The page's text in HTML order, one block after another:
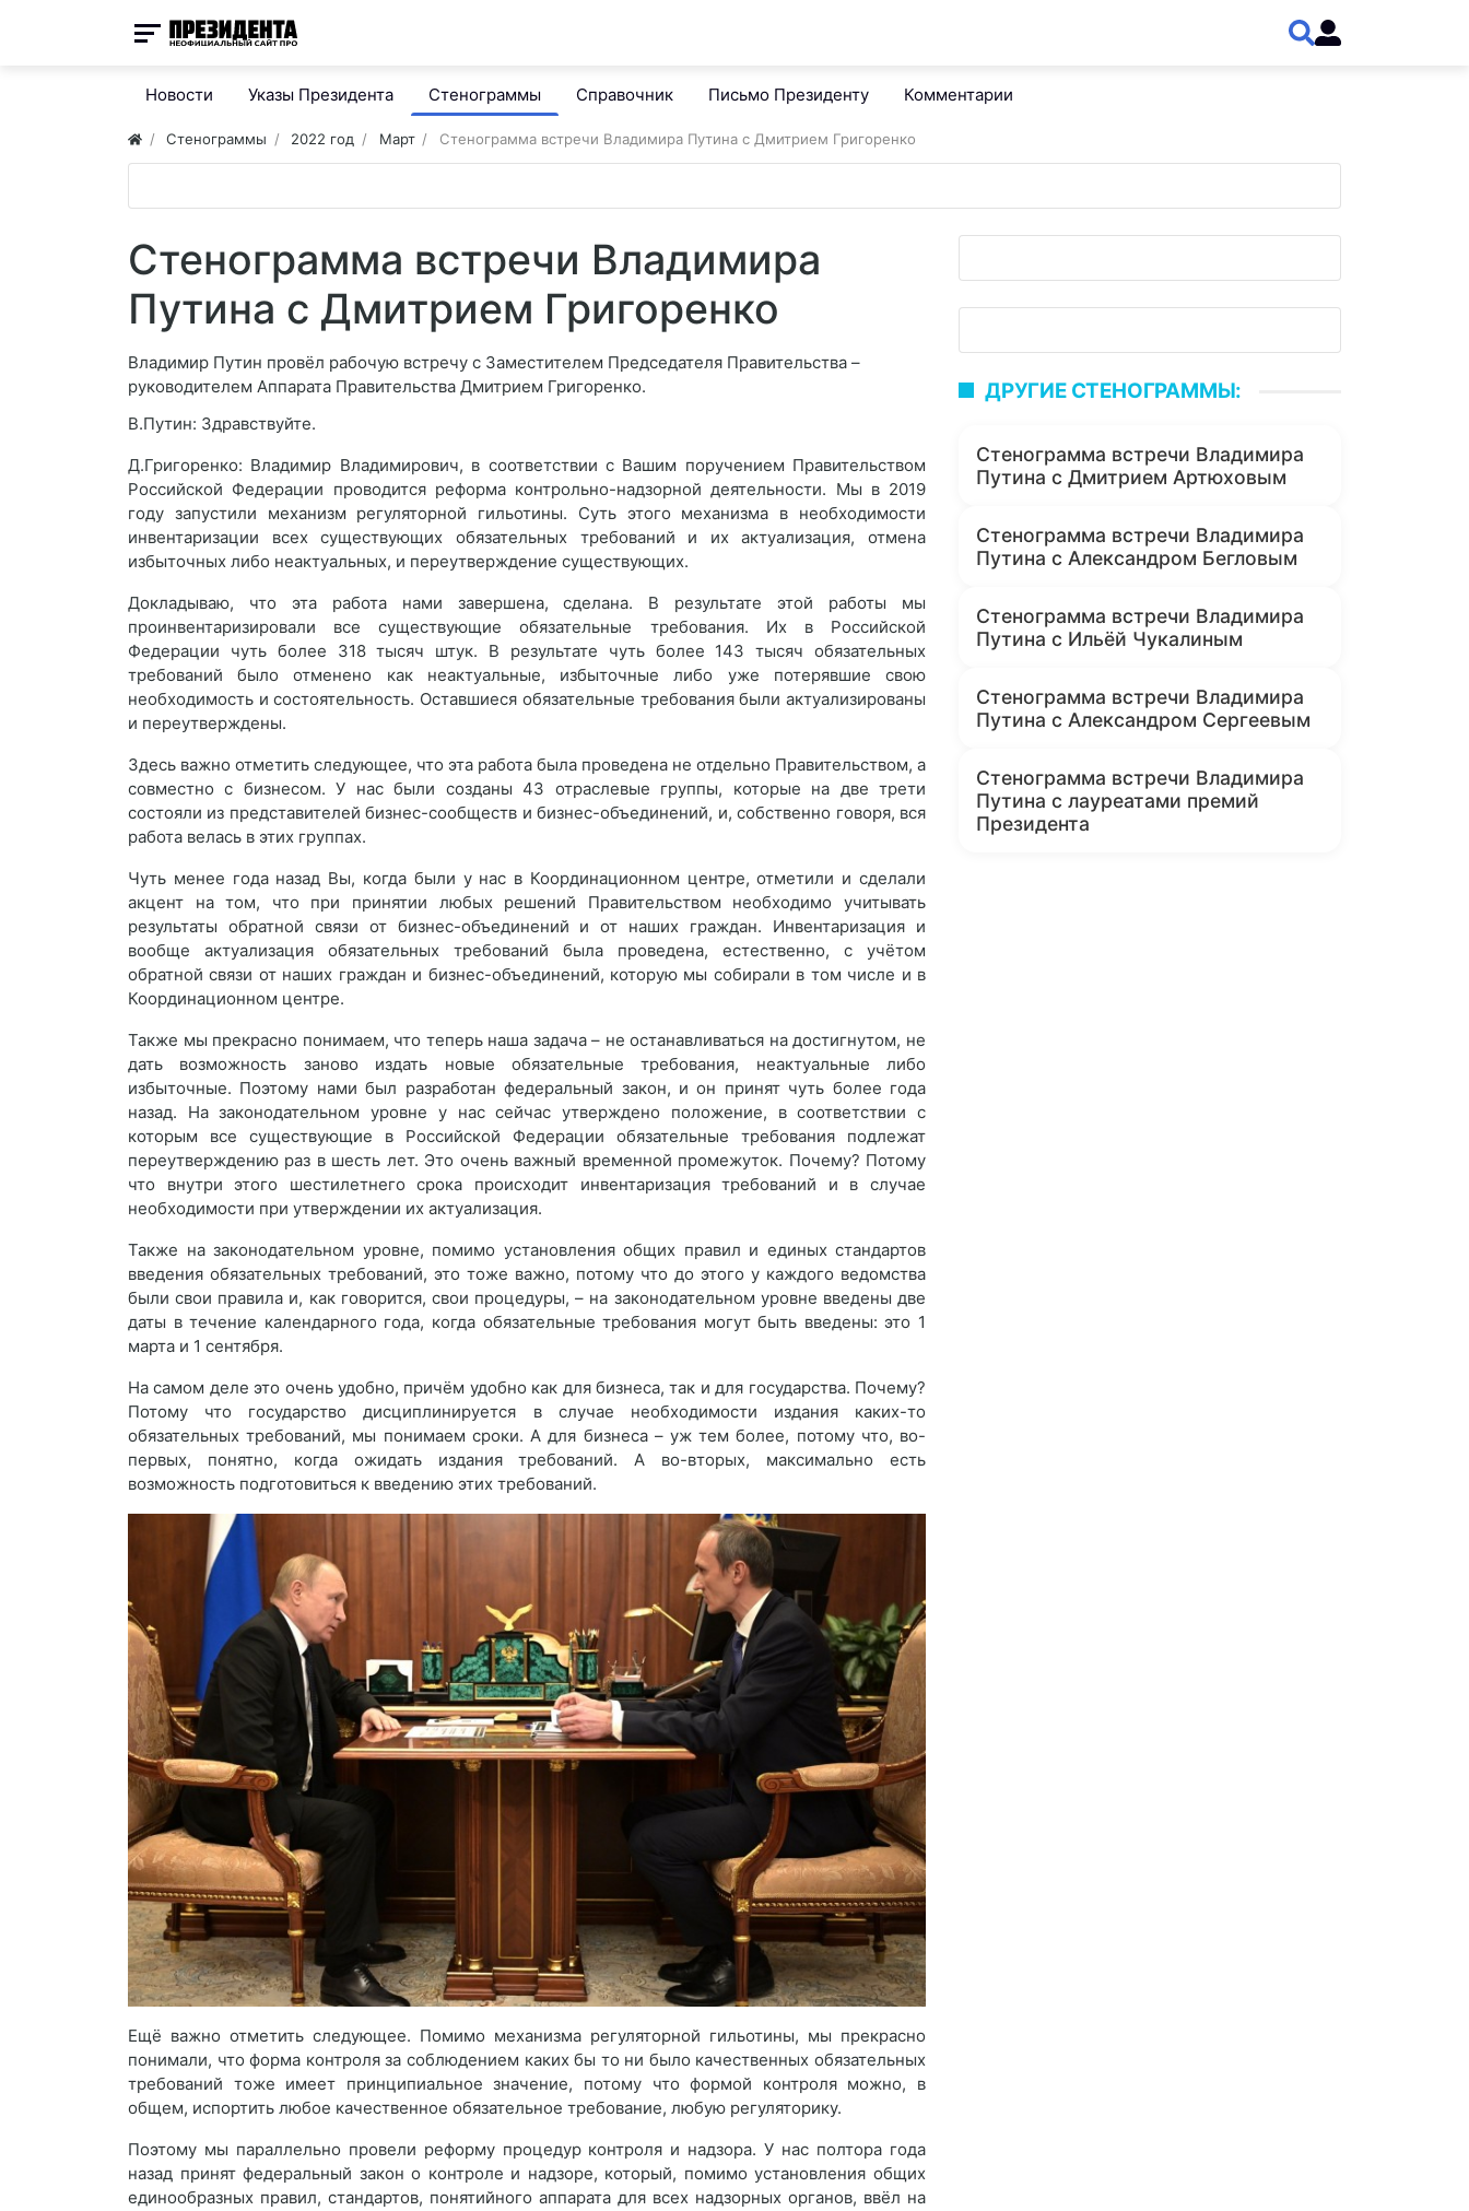
Новости Указы Президента Стенограммы Справочник Письмо Президенту Комментарии
Стенограммы 2022 год Март Стенограмма встречи Владимира Путина с Дмитрием Григоренко
Стенограмма встречи Владимира
Путина с Дмитрием Григоренко
Владимир Путин провёл рабочую встречу с Заместителем Председателя Правительства –
руководителем Аппарата Правительства Дмитрием Григоренко.
В.Путин: Здравствуйте.
Д.Григоренко: Владимир Владимирович, в соответствии с Вашим поручением Правительством
Российской Федерации проводится реформа контрольно-надзорной деятельности. Мы в 2019
году запустили механизм регуляторной гильотины. Суть этого механизма в необходимости
инвентаризации всех существующих обязательных требований и их актуализация, отмена
избыточных либо неактуальных, и переутверждение существующих.
Докладываю, что эта работа нами завершена, сделана. В результате этой работы мы
проинвентаризировали все существующие обязательные требования. Их в Российской
Федерации чуть более 318 тысяч штук. В результате чуть более 143 тысяч обязательных
требований было отменено как неактуальные, избыточные либо уже потерявшие свою
необходимость и состоятельность. Оставшиеся обязательные требования были актуализированы
и переутверждены.
Здесь важно отметить следующее, что эта работа была проведена не отдельно Правительством, а
совместно с бизнесом. У нас были созданы 43 отраслевые группы, которые на две трети
состояли из представителей бизнес-сообществ и бизнес-объединений, и, собственно говоря, вся
работа велась в этих группах.
Чуть менее года назад Вы, когда были у нас в Координационном центре, отметили и сделали
акцент на том, что при принятии любых решений Правительством необходимо учитывать
результаты обратной связи от бизнес-объединений и от наших граждан. Инвентаризация и
вообще актуализация обязательных требований была проведена, естественно, с учётом
обратной связи от наших граждан и бизнес-объединений, которую мы собирали в том числе и в
Координационном центре.
Также мы прекрасно понимаем, что теперь наша задача – не останавливаться на достигнутом, не
дать возможность заново издать новые обязательные требования, неактуальные либо
избыточные. Поэтому нами был разработан федеральный закон, и он принят чуть более года
назад. На законодательном уровне у нас сейчас утверждено положение, в соответствии с
которым все существующие в Российской Федерации обязательные требования подлежат
переутверждению раз в шесть лет. Это очень важный временной промежуток. Почему? Потому
что внутри этого шестилетнего срока происходит инвентаризация требований и в случае
необходимости при утверждении их актуализация.
Также на законодательном уровне, помимо установления общих правил и единых стандартов
введения обязательных требований, это тоже важно, потому что до этого у каждого ведомства
были свои правила и, как говорится, свои процедуры, – на законодательном уровне введены две
даты в течение календарного года, когда обязательные требования могут быть введены: это 1
марта и 1 сентября.
На самом деле это очень удобно, причём удобно как для бизнеса, так и для государства. Почему?
Потому что государство дисциплинируется в случае необходимости издания каких-то
обязательных требований, мы понимаем сроки. А для бизнеса – уж тем более, потому что, во-
первых, понятно, когда ожидать издания требований. А во-вторых, максимально есть
возможность подготовиться к введению этих требований.
Ещё важно отметить следующее. Помимо механизма регуляторной гильотины, мы прекрасно
понимали, что форма контроля за соблюдением каких бы то ни было качественных обязательных
требований тоже имеет принципиальное значение, потому что формой контроля можно, в
общем, испортить любое качественное обязательное требование, любую регуляторику.
Поэтому мы параллельно провели реформу процедур контроля и надзора. У нас полтора года
назад принят федеральный закон о контроле и надзоре, который, помимо установления общих
единообразных правил, стандартов, понятийного аппарата для всех надзорных органов, ввёл на
ДРУГИЕ СТЕНОГРАММЫ:
Стенограмма встречи Владимира
Путина с Дмитрием Артюховым
Стенограмма встречи Владимира
Путина с Александром Бегловым
Стенограмма встречи Владимира
Путина с Ильёй Чукалиным
Стенограмма встречи Владимира
Путина с Александром Сергеевым
Стенограмма встречи Владимира
Путина с лауреатами премий
Президента